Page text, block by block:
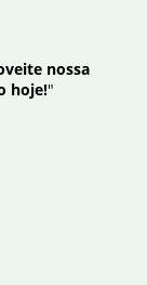
nossa
hoje!"